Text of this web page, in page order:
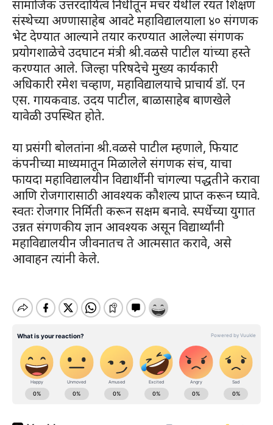
सामाजिक उत्तरदायित्व निधीतून मंचर येथील रयत शिक्षण
संस्थेच्या अण्णासाहेब आवटे महाविद्यालयाला ४० संगणक
भेट देण्यात आल्याने तयार करण्यात आलेल्या संगणक
प्रयोगशाळेचे उदघाटन मंत्री श्री.वळसे पाटील यांच्या हस्ते
करण्यात आले. जिल्हा परिषदेचे मुख्य कार्यकारी
अधिकारी रमेश चव्हाण, महाविद्यालयाचे प्राचार्य डॉ. एन
एस. गायकवाड. उदय पाटील, बाळासाहेब बाणखेले
यावेळी उपस्थित होते.
या प्रसंगी बोलतांना श्री.वळसे पाटील म्हणाले, फियाट
कंपनीच्या माध्यमातून मिळालेले संगणक संच, याचा
फायदा महाविद्यालयीन विद्यार्थीनी चांगल्या पद्धतीने करावा
आणि रोजगारासाठी आवश्यक कौशल्य प्राप्त करून घ्यावे.
स्वतः रोजगार निर्मिती करून सक्षम बनावे. स्पर्धेच्या युगात
उन्नत संगणकीय ज्ञान आवश्यक असून विद्यार्थ्यांनी
महाविद्यालयीन जीवनातच ते आत्मसात करावे, असे
आवाहन त्यांनी केले.